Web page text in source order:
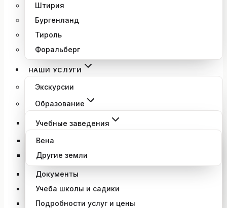
Штирия
Бургенланд
Тироль
Форальберг
НАШИ УСЛУГИ
Экскурсии
Образование
Учебные заведения
Вена
Другие земли
Документы
Учеба школы и садики
Подробности услуг и цены